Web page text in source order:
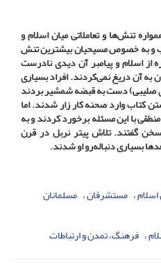
تنش‌ها و تعاملاتی میان اسلام و
و به خصوص مسیحیان بیشترین تنش
از اسلام و پیامبر آن دیدی نادرست
آن دریغ نمی‌کردند. افراد بسیاری
صلیبی) دست به قبضه شمشیر بردند
کتاب وارد صحنه کار زار شدند. اما
با این مسئله برخورد کردند و به
گفتند. تلاش پیتر نربل در قرن
بسیاری دنباله‌رو او شدند.
مستشرقان مسلمانان
فرهنگ، تمدن و ارتباطات